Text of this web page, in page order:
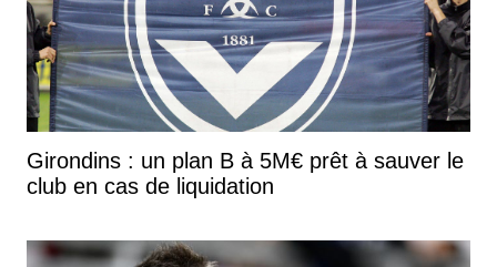
Girondins : un plan B à 5M€ prêt à sauver le
club en cas de liquidation